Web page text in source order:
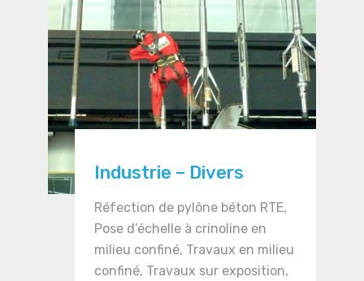
Industrie – Divers
Réfection de pylône béton RTE,
Pose d’échelle à crinoline en
milieu confiné, Travaux en milieu
confiné, Travaux sur exposition,